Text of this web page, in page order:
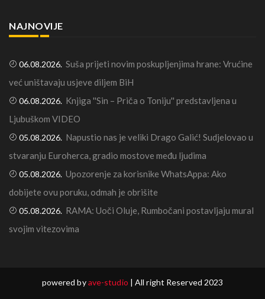
NAJNOVIJE
06.08.2026. Suša prijeti novim poskupljenjima hrane: Vrućine
već uništavaju usjeve diljem BiH
06.08.2026. Knjiga ''Sin – Priča o Toniju'' predstavljena u
Ljubuškom VIDEO
05.08.2026. Napustio nas je veliki Drago Galić! Sudjelovao u
stvaranju Euroherca, gradio mostove među ljudima
05.08.2026. Upozorenje za korisnike WhatsAppa: Ako
dobijete ovu poruku, odmah je obrišite
05.08.2026. RAMA: Uoči Oluje, Rumbočani postavljaju mural
svojim vitezovima
powered byave-studio | All right Reserved 2023